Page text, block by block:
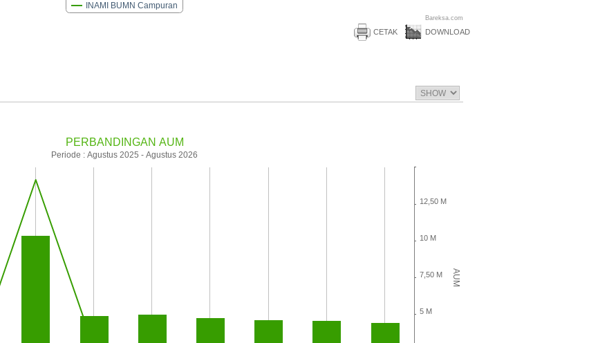
INAMI BUMN Campuran
Bareksa.com
CETAK DOWNLOAD
AUM
PERBANDINGAN AUM
Periode : Agustus 2025 - Agustus 2026
10 M
5 M
7,50 M
12,50 M